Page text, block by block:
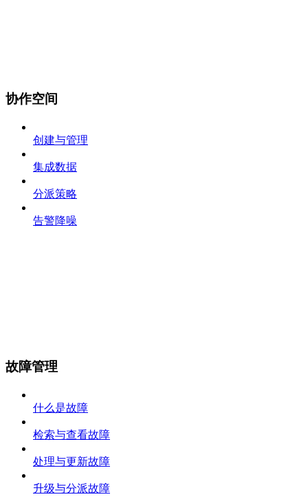
协作空间
创建与管理
集成数据
分派策略
告警降噪
故障管理
什么是故障
检索与查看故障
处理与更新故障
升级与分派故障